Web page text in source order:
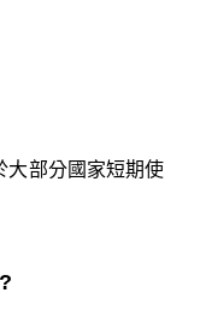
大部分國家短期使